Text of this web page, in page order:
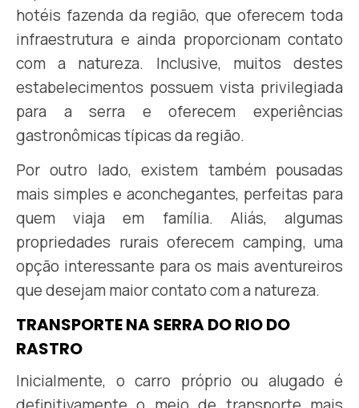
hotéis fazenda da região, que oferecem toda
infraestrutura e ainda proporcionam contato
com a natureza. Inclusive, muitos destes
estabelecimentos possuem vista privilegiada
para a serra e oferecem experiências
gastronômicas típicas da região.
Por outro lado, existem também pousadas
mais simples e aconchegantes, perfeitas para
quem viaja em família. Aliás, algumas
propriedades rurais oferecem camping, uma
opção interessante para os mais aventureiros
que desejam maior contato com a natureza.
TRANSPORTE NA SERRA DO RIO DO
RASTRO
Inicialmente, o carro próprio ou alugado é